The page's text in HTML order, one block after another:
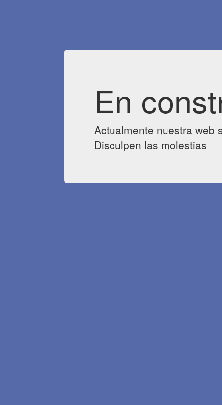
En
Actualmente nuestra web
Disculpen las molestias